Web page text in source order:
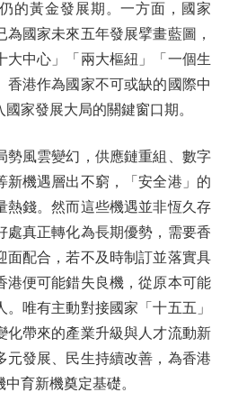
的黃金發展期。一方面，國家
為國家未來五年發展擘畫藍圖，
大中心」「兩大樞紐」「一個生
香港作為國家不可或缺的國際中
家發展大局的關鍵窗口期。
風雲變幻，供應鏈重組、數字
新機遇層出不窮，「安全港」的
熱錢。然而這些機遇並非恆久存
處真正轉化為長期優勢，需要香
面配合，若不及時制訂並落實具
港便可能錯失良機，從原本可能
唯有主動對接國家「十五五」
化帶來的產業升級與人才流動新
元發展、民生持續改善，為香港
育新機奠定基礎。